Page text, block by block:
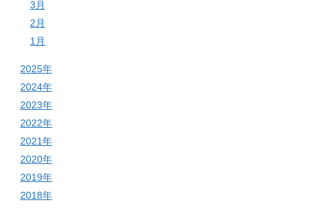
3月
2月
1月
2025年
2024年
2023年
2022年
2021年
2020年
2019年
2018年